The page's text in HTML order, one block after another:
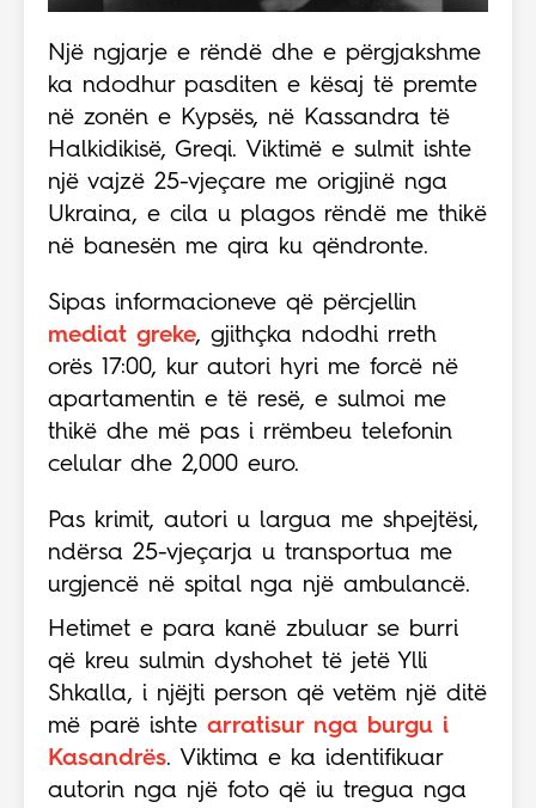
Një ngjarje e rëndë dhe e përgjakshme
ka ndodhur pasditen e kësaj të premte
në zonën e Kypsës, në Kassandra të
Halkidikisë, Greqi. Viktimë e sulmit ishte
një vajzë 25-vjeçare me origjinë nga
Ukraina, e cila u plagos rëndë me thikë
në banesën me qira ku qëndronte.
Sipas informacioneve që përcjellin
mediat greke, gjithçka ndodhi rreth
orës 17:00, kur autori hyri me forcë në
apartamentin e të resë, e sulmoi me
thikë dhe më pas i rrëmbeu telefonin
celular dhe 2,000 euro.
Pas krimit, autori u largua me shpejtësi,
ndërsa 25-vjeçarja u transportua me
urgjencë në spital nga një ambulancë.
Hetimet e para kanë zbuluar se burri
që kreu sulmin dyshohet të jetë Ylli
Shkalla, i njëjti person që vetëm një ditë
më parë ishte arratisur nga burgu i
Kasandrës. Viktima e ka identifikuar
autorin nga një foto që iu tregua nga